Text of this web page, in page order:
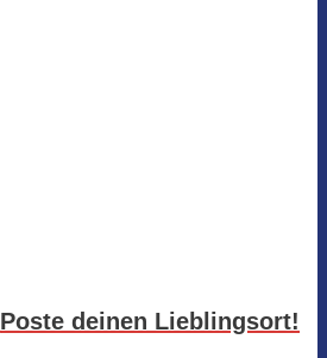
Poste deinen Lieblingsort!